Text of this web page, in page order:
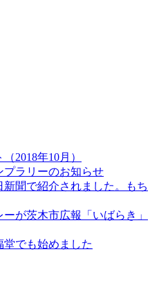
2018年10月）
プラリーのお知らせ
聞で紹介されました。もち
が茨木市広報「いばらき」
でも始めました